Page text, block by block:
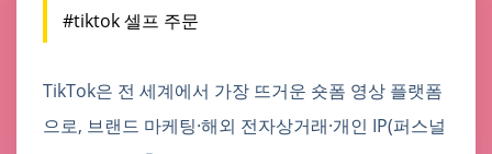
#tiktok 셀프 주문
TikTok은 전 세계에서 가장 뜨거운 숏폼 영상 플랫폼
으로, 브랜드 마케팅·해외 전자상거래·개인 IP(퍼스널